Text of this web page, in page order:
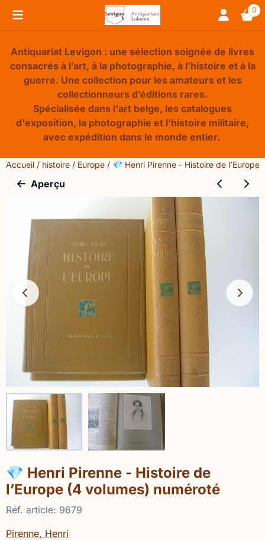
Préférences de cookies disponibles. Choisissez les 0
Antiquariat Levigon : une sélection soignée de livres
consacrés à l’art, à la photographie, à l’histoire et à la
guerre. Une collection pour les amateurs et les
collectionneurs d’éditions rares.
Spécialisée dans l'art belge, les catalogues
d'exposition, la photographie et l'histoire militaire,
avec expédition dans le monde entier.
Accueil / histoire / Europe / 💎 Henri Pirenne - Histoire de l’Europe
Aperçu
💎 Henri Pirenne - Histoire de
l’Europe (4 volumes) numéroté
Réf. article: 9679
Pirenne, Henri